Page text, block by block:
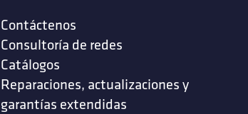
Contáctenos
‎Consultoría de redes‎
Catálogos
Reparaciones, actualizaciones y
garantías extendidas